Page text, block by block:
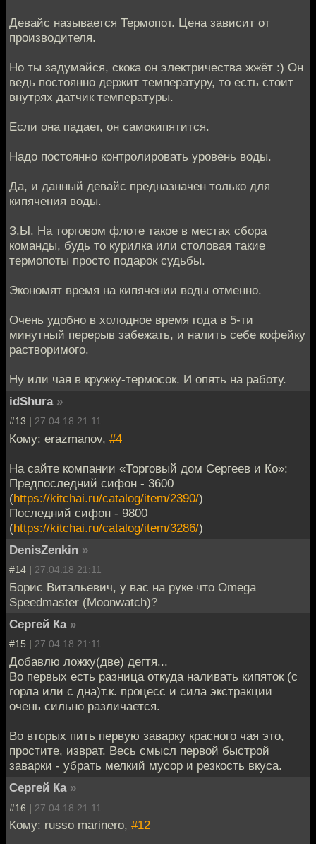
Девайс называется Термопот. Цена зависит от
производителя.
Но ты задумайся, скока он электричества жжёт :) Он
ведь постоянно держит температуру, то есть стоит
внутрях датчик температуры.
Если она падает, он самокипятится.
Надо постоянно контролировать уровень воды.
Да, и данный девайс предназначен только для
кипячения воды.
З.Ы. На торговом флоте такое в местах сбора
команды, будь то курилка или столовая такие
термопоты просто подарок судьбы.
Экономят время на кипячении воды отменно.
Очень удобно в холодное время года в 5-ти
минутный перерыв забежать, и налить себе кофейку
растворимого.
Ну или чая в кружку-термосок. И опять на работу.
idShura »
#13 | 27.04.18 21:11
Кому: erazmanov, #4
На сайте компании «Торговый дом Сергеев и Ко»:
Предпоследний сифон - 3600
(https://kitchai.ru/catalog/item/2390/)
Последний сифон - 9800
(https://kitchai.ru/catalog/item/3286/)
DenisZenkin »
#14 | 27.04.18 21:11
Борис Витальевич, у вас на руке что Omega
Speedmaster (Moonwatch)?
Сергей Ка »
#15 | 27.04.18 21:11
Добавлю ложку(две) дегтя...
Во первых есть разница откуда наливать кипяток (с
горла или с дна)т.к. процесс и сила экстракции
очень сильно различается.
Во вторых пить первую заварку красного чая это,
простите, изврат. Весь смысл первой быстрой
заварки - убрать мелкий мусор и резкость вкуса.
Сергей Ка »
#16 | 27.04.18 21:11
Кому: russo marinero, #12